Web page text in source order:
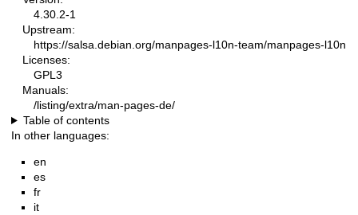
4.30.2-1
Upstream:
https://salsa.debian.org/manpages-l10n-team/manpages-l10n
Licenses:
GPL3
Manuals:
/listing/extra/man-pages-de/
Table of contents
In other languages:
en
es
fr
it